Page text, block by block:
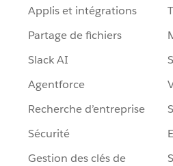
Applis et intégrations
Partage de fichiers
Slack AI
Agentforce
Recherche d’entreprise
Sécurité
Gestion des clés de